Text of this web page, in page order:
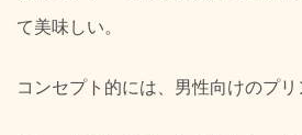
て美味しい。
コンセプト的には、男性向けのプリ